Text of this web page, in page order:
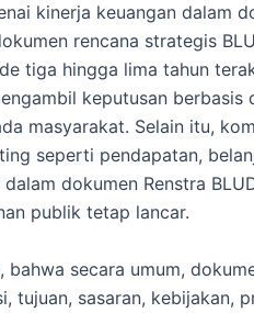
kinerja keuangan dalam
rencana strategis
tiga hingga lima tahun
keputusan
masyarakat. Selain itu,
seperti pendapatan,
dokumen Renstra
publik tetap lancar.
secara umum,
tujuan, sasaran, kebijakan,